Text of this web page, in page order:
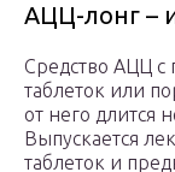
АЦЦ-лонг –
Средство АЦЦ с
таблеток или
от него длится
Выпускается
таблеток и